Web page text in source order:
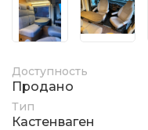
Доступность
Продано
Тип
Кастенваген